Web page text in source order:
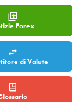
Forex
di Valute